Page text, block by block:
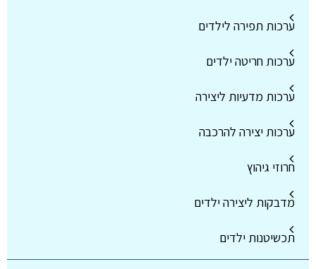
ערכות תפירה לילדים
ערכות חריטה ילדים
ערכות מדעיות ליצירה
ערכות יצירה להרכבה
חרוזי גיהוץ
מדבקות ליצירה ילדים
תכשיטנות ילדים